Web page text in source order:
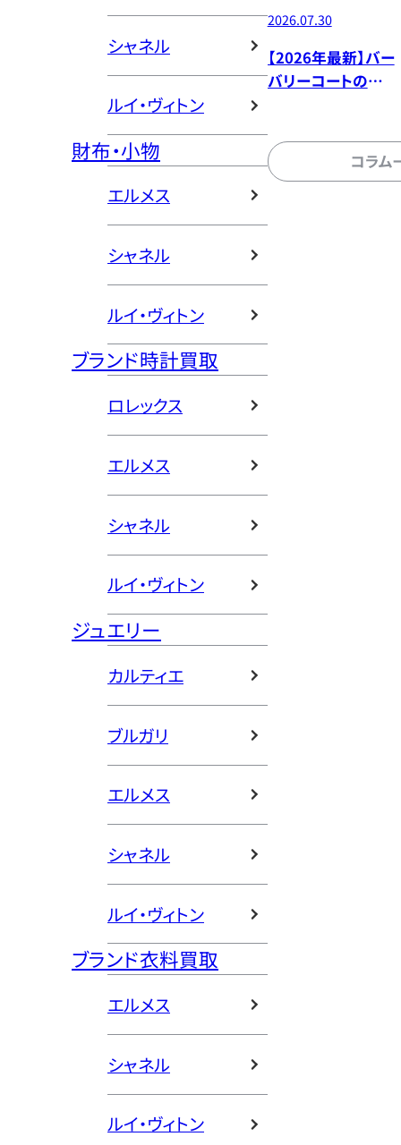
シャネル
ルイ・ヴィトン
財布・小物
エルメス
シャネル
ルイ・ヴィトン
ブランド時計買取
ロレックス
エルメス
シャネル
ルイ・ヴィトン
ジュエリー
カルティエ
ブルガリ
エルメス
シャネル
ルイ・ヴィトン
ブランド衣料買取
エルメス
シャネル
ルイ・ヴィトン
2026.07.30
【2026年最新】バー
バリーコートの買
コラム